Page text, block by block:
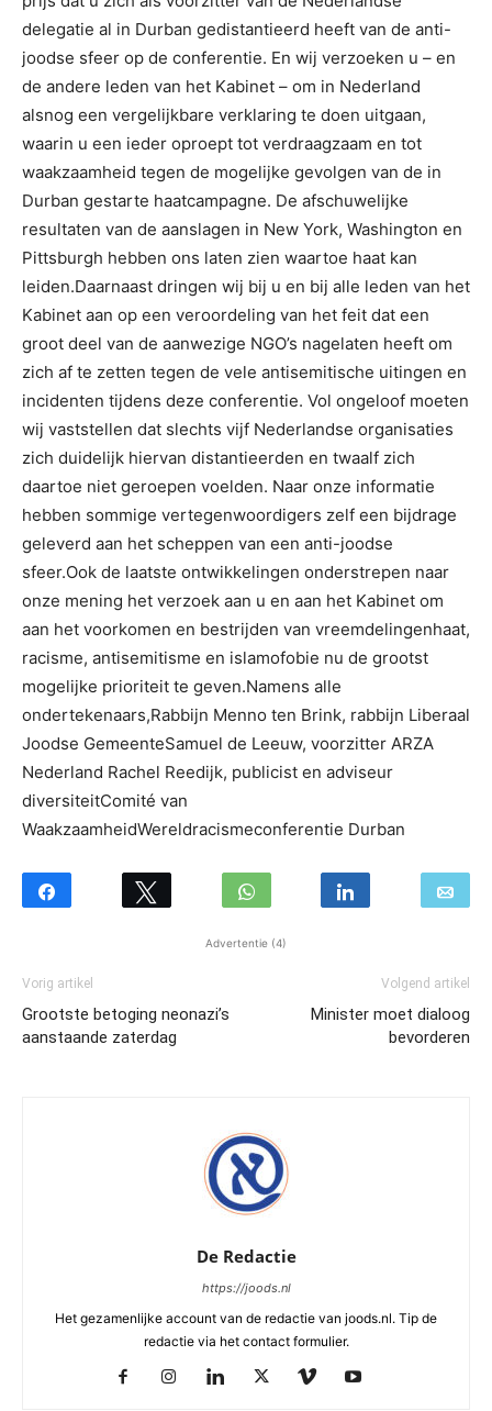
delegatie al in Durban gedistantieerd heeft van de anti-
joodse sfeer op de conferentie. En wij verzoeken u – en
de andere leden van het Kabinet – om in Nederland
alsnog een vergelijkbare verklaring te doen uitgaan,
waarin u een ieder oproept tot verdraagzaam en tot
waakzaamheid tegen de mogelijke gevolgen van de in
Durban gestarte haatcampagne. De afschuwelijke
resultaten van de aanslagen in New York, Washington en
Pittsburgh hebben ons laten zien waartoe haat kan
leiden.Daarnaast dringen wij bij u en bij alle leden van het
Kabinet aan op een veroordeling van het feit dat een
groot deel van de aanwezige NGO’s nagelaten heeft om
zich af te zetten tegen de vele antisemitische uitingen en
incidenten tijdens deze conferentie. Vol ongeloof moeten
wij vaststellen dat slechts vijf Nederlandse organisaties
zich duidelijk hiervan distantieerden en twaalf zich
daartoe niet geroepen voelden. Naar onze informatie
hebben sommige vertegenwoordigers zelf een bijdrage
geleverd aan het scheppen van een anti-joodse
sfeer.Ook de laatste ontwikkelingen onderstrepen naar
onze mening het verzoek aan u en aan het Kabinet om
aan het voorkomen en bestrijden van vreemdelingenhaat,
racisme, antisemitisme en islamofobie nu de grootst
mogelijke prioriteit te geven.Namens alle
ondertekenaars,Rabbijn Menno ten Brink, rabbijn Liberaal
Joodse GemeenteSamuel de Leeuw, voorzitter ARZA
Nederland Rachel Reedijk, publicist en adviseur
diversiteitComité van
WaakzaamheidWereldracismeconferentie Durban
Advertentie (4)
Vorig artikel
Grootste betoging neonazi’s
aanstaande zaterdag
Volgend artikel
Minister moet dialoog
bevorderen
De Redactie
https://joods.nl
Het gezamenlijke account van de redactie van joods.nl. Tip de
redactie via het contact formulier.